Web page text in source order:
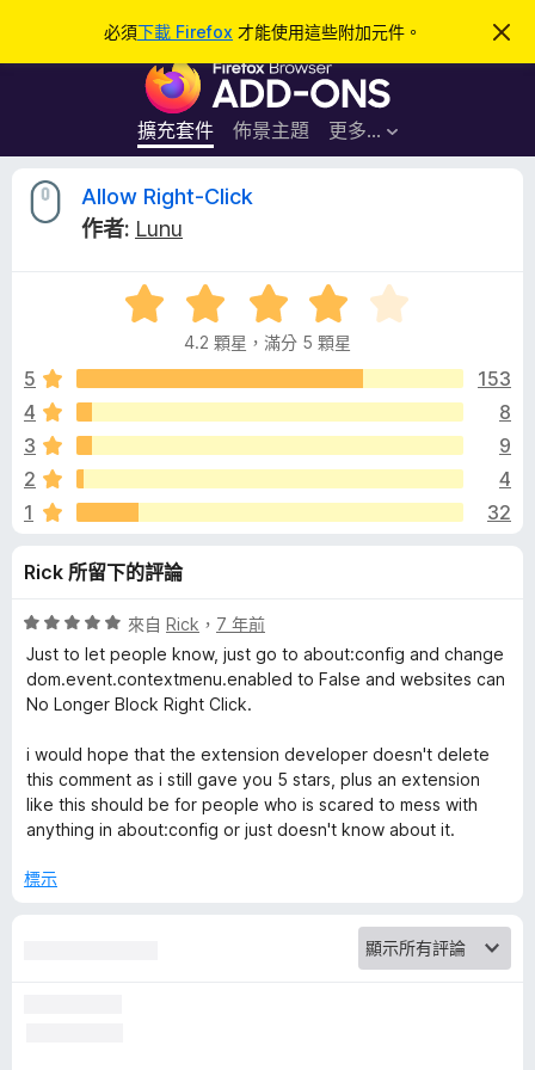
必須下載 Firefox 才能使用這些附加元件。
忽
此
F
r
e
覽
器
附
加
件
擴充套件 佈景主題 更多…
登入
A
o
w
R
i
g
h
t
-
C
Allow Right-Click
作者: Lunu
評
價
.
分
滿
5
4.2 顆星，滿分 5 顆星
5
153
4
8
3
9
2
4
1
32
Rick 所留下的評論
評
價
5
分
滿
分
5
分
來自 Rick ， 7 年前
Just to let people know, just go to about:config and change
dom.event.contextmenu.enabled to False and websites can
No Longer Block Right Click.
i would hope that the extension developer doesn't delete
this comment as i still gave you 5 stars, plus an extension
like this should be for people who is scared to mess with
anything in about:config or just doesn't know about it.
標示